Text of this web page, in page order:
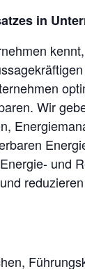
in
Wir
und